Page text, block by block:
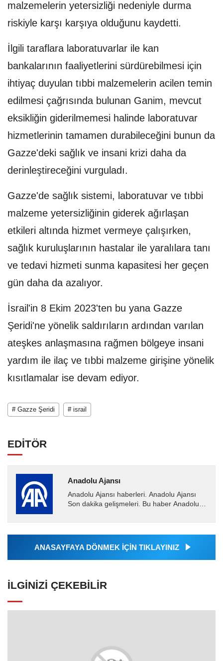
malzemelerin yetersizliği nedeniyle durma
riskiyle karşı karşıya olduğunu kaydetti.
İlgili taraflara laboratuvarlar ile kan
bankalarının faaliyetlerini sürdürebilmesi için
ihtiyaç duyulan tıbbi malzemelerin acilen temin
edilmesi çağrısında bulunan Ganim, mevcut
eksikliğin giderilmemesi halinde laboratuvar
hizmetlerinin tamamen durabileceğini bunun da
Gazze'deki sağlık ve insani krizi daha da
derinleştireceğini vurguladı.
Gazze'de sağlık sistemi, laboratuvar ve tıbbi
malzeme yetersizliğinin giderek ağırlaşan
etkileri altında hizmet vermeye çalışırken,
sağlık kuruluşlarının hastalar ile yaralılara tanı
ve tedavi hizmeti sunma kapasitesi her geçen
gün daha da azalıyor.
İsrail'in 8 Ekim 2023'ten bu yana Gazze
Şeridi'ne yönelik saldırıların ardından varılan
ateşkes anlaşmasına rağmen bölgeye insani
yardım ile ilaç ve tıbbi malzeme girişine yönelik
kısıtlamalar ise devam ediyor.
# Gazze Şeridi # israil
EDİTÖR
Anadolu Ajansı
Anadolu Ajansı haberleri. Anadolu Ajansı
Son dakika gelişmeleri. Bu haber Anadolu
Ajansı tarafından...
ANASAYFAYA DÖNMEK İÇİN TIKLAYINIZ
İLGINIZI ÇEKEBILIR